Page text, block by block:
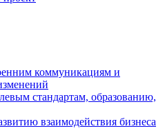
коммуникациям и
стандартам, образованию,
взаимодействия бизнеса